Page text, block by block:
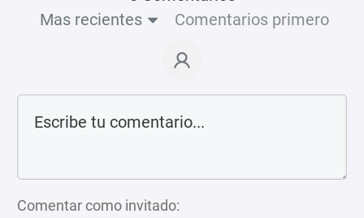
Mas recientes
Comentarios primero
Comentar como invitado: